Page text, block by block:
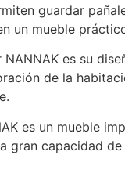
guardar
un mueble
es su
de la
es un mueble
gran capacidad